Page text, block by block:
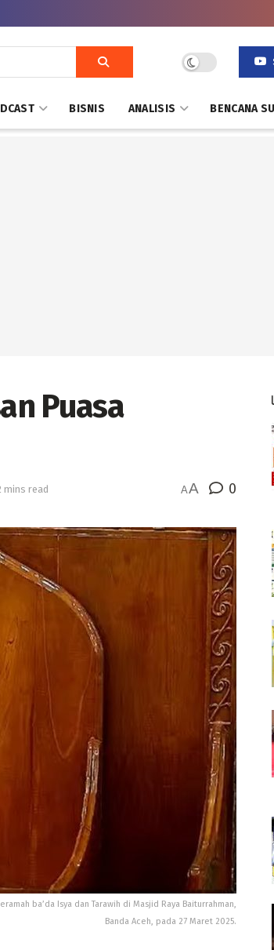
BISNIS ANALISIS BENCANA
Puasa
mins read AA 0
ba’da Isya dan Tarawih di Masjid Raya Baiturrahman,
Banda Aceh, pada 27 Maret 2025.